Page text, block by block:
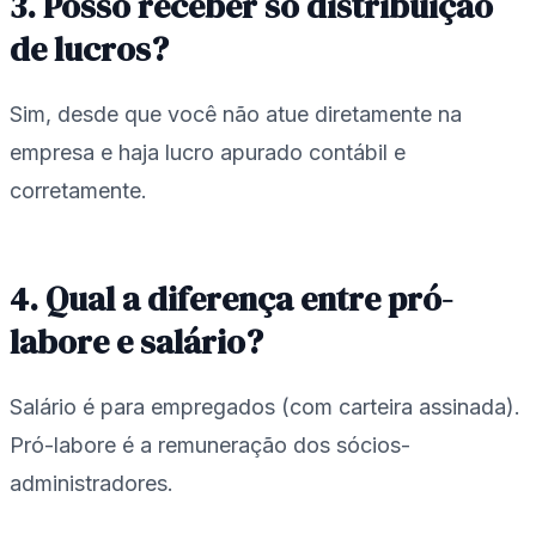
de lucros?
Sim, desde que você não atue diretamente na
empresa e haja lucro apurado contábil e
corretamente.
4. Qual a diferença entre pró-
labore e salário?
Salário é para empregados (com carteira assinada).
Pró-labore é a remuneração dos sócios-
administradores.